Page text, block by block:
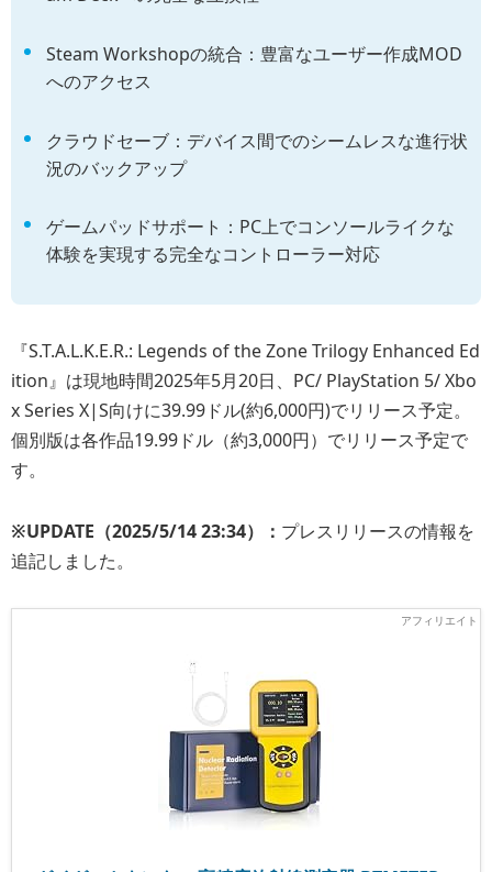
Steam Workshopの統合：豊富なユーザー作成MOD
へのアクセス
クラウドセーブ：デバイス間でのシームレスな進行状
況のバックアップ
ゲームパッドサポート：PC上でコンソールライクな
体験を実現する完全なコントローラー対応
『S.T.A.L.K.E.R.: Legends of the Zone Trilogy Enhanced Ed
ition』は現地時間2025年5月20日、PC/ PlayStation 5/ Xbo
x Series X|S向けに39.99ドル(約6,000円)でリリース予定。
個別版は各作品19.99ドル（約3,000円）でリリース予定で
す。
※UPDATE（2025/5/14 23:34）： プレスリリースの情報を
追記しました。